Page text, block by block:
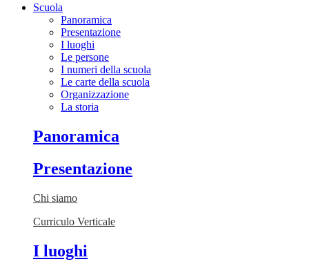
Scuola
Panoramica
Presentazione
I luoghi
Le persone
I numeri della scuola
Le carte della scuola
Organizzazione
La storia
Panoramica
Presentazione
Chi siamo
Curriculo Verticale
I luoghi